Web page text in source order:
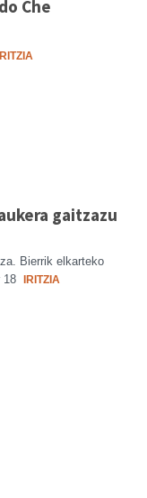
Che
IRITZIA
gaitzazu
Bierrik elkarteko
18 IRITZIA